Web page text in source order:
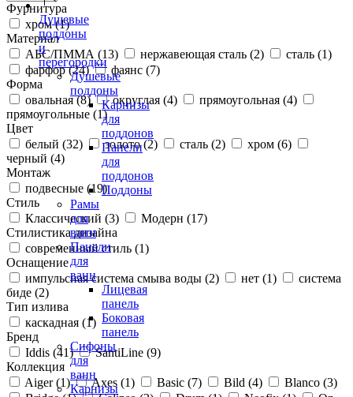
Душевые
поддоны
и
перегородки
Душевые
поддоны
Карнизы
для
поддонов
Панели
для
поддонов
Поддоны
Рамы
для
ванн
Панели
для
ванн
Лицевая
панель
Боковая
панель
Сифоны
для
ванн
Карнизы
Фурнитура
хром (1)
Материал
АБС/ПММА (13) нержавеющая сталь (2) сталь (1)
фарфор (24) фаянс (7)
Форма
овальная (8) округлая (4) прямоугольная (4)
прямоугольные (1)
Цвет
белый (32) золото (2) сталь (2) хром (6)
черный (4)
Монтаж
подвесные (19)
Стиль
Классический (3) Модерн (17)
Стилистика дизайна
современный стиль (1)
Оснащение
импульсная система смыва воды (2) нет (1)
система
биде (2)
Тип излива
каскадная (1)
Бренд
Iddis (41) SantiLine (9)
Коллекция
Aiger (1) Axes (1) Basic (7) Bild (4) Blanco (3)